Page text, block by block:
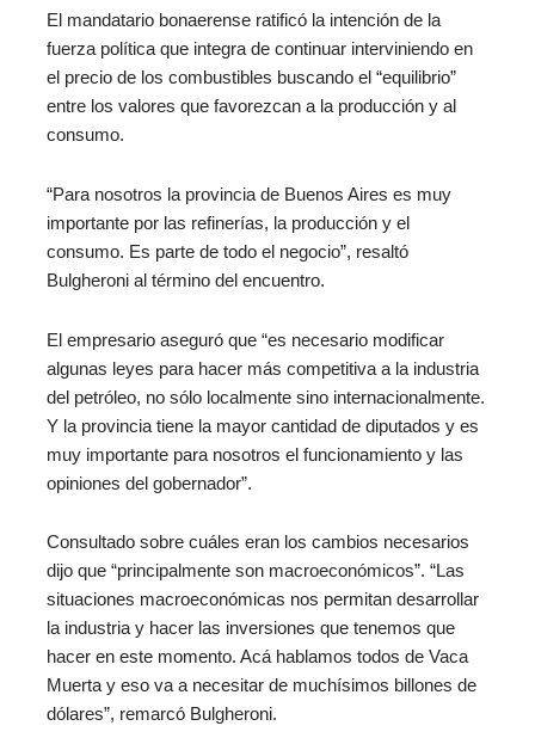
El mandatario bonaerense ratificó la intención de la
fuerza política que integra de continuar interviniendo en
el precio de los combustibles buscando el “equilibrio”
entre los valores que favorezcan a la producción y al
consumo.
“Para nosotros la provincia de Buenos Aires es muy
importante por las refinerías, la producción y el
consumo. Es parte de todo el negocio”, resaltó
Bulgheroni al término del encuentro.
El empresario aseguró que “es necesario modificar
algunas leyes para hacer más competitiva a la industria
del petróleo, no sólo localmente sino internacionalmente.
Y la provincia tiene la mayor cantidad de diputados y es
muy importante para nosotros el funcionamiento y las
opiniones del gobernador”.
Consultado sobre cuáles eran los cambios necesarios
dijo que “principalmente son macroeconómicos”. “Las
situaciones macroeconómicas nos permitan desarrollar
la industria y hacer las inversiones que tenemos que
hacer en este momento. Acá hablamos todos de Vaca
Muerta y eso va a necesitar de muchísimos billones de
dólares”, remarcó Bulgheroni.